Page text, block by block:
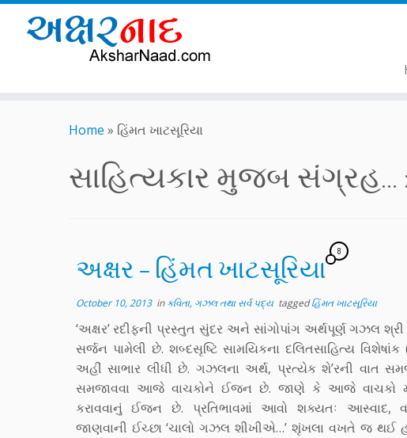
Home » હિંમત ખાટસૂરિયા
સાહિત્યકાર મુજબ સંગ્રહ... :
અક્ષર – હિંમત ખાટસૂરિયા
8
October 10, 2013inકવિતા, ગઝલ તથા સર્વ પદ્ય taggedહિંમત ખાટસૂરિયા
‘અક્ષર’ રદીફની પ્રસ્તુત સુંદર અને સાંગોપાંગ અર્થપૂર્ણ ગઝલ શ્રી
સર્જન પામેલી છે. શબ્દસૃષ્ટિ સામયિકના દલિતસાહિત્ય
અહીં સાભાર લીધી છે. ગઝલના અર્થ, પ્રત્યેક શે’રની વાત
સમજાવવા આજે વાચકોને ઈજન છે. જાણે કે આજે વાચકો
કરાવવાનું ઈજન છે. પ્રતિભાવમાં આવો શક્યતઃ આસ્વાદ,
જાણવાની ઈચ્છા ‘ચાલો ગઝલ શીખીએ…’ શૃંખલા વખતે જ થઈ